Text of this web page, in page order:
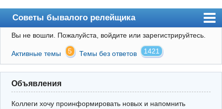
Советы бывалого релейщика
Форум
Правила
Поиск
Регистрация
Вы не вошли. Пожалуйста, войдите или зарегистрируйтесь.
Активные темы 5 Темы без ответов 1421
Объявления
Коллеги хочу проинформировать новых и напомнить